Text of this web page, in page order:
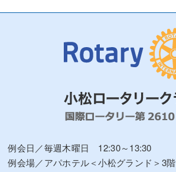
例会日／毎週木曜日 12:30～13:30
例会場／アパホテル＜小松グランド＞3階